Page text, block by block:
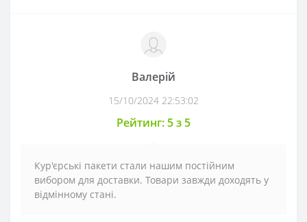
Валерій
15/10/2024 22:53:02
Рейтинг: 5 з 5
Кур'єрські пакети стали нашим постійним
вибором для доставки. Товари завжди доходять у
відмінному стані.